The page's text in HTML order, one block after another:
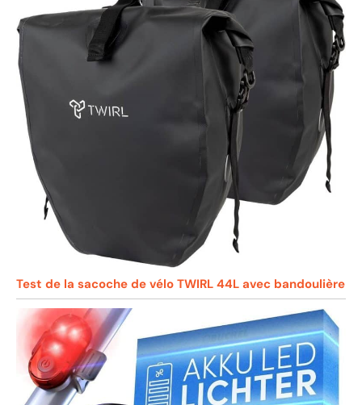
Test de la sacoche de vélo TWIRL 44L avec bandoulière